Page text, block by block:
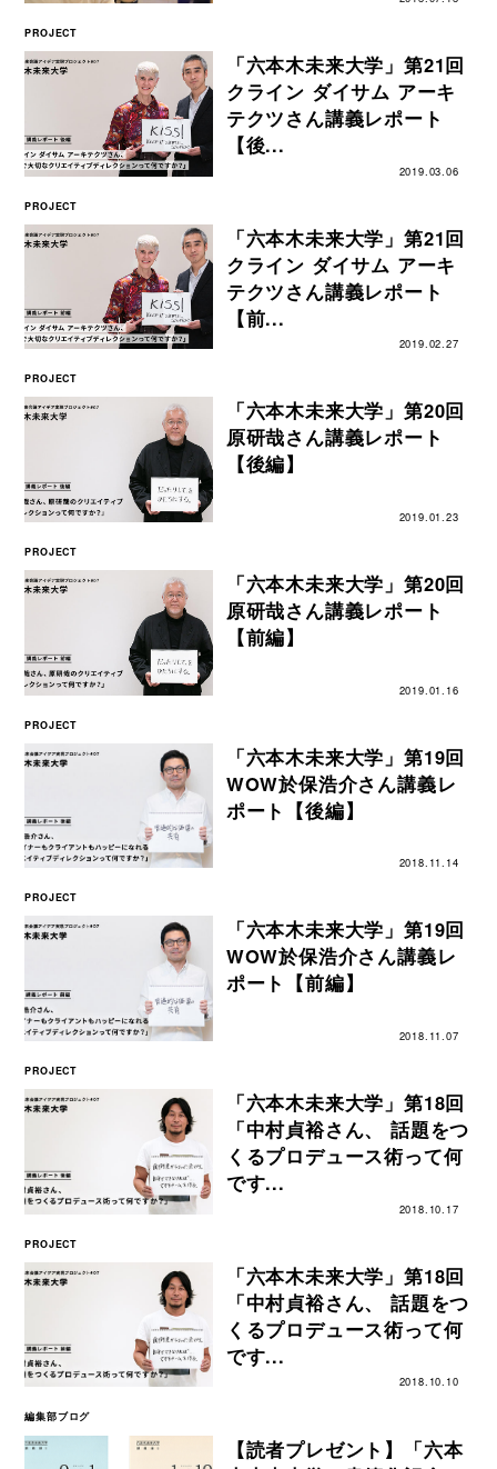
PROJECT
「六本木未来大学」第21回
クライン ダイサム アーキ
テクツさん講義レポート
【後...
2019.03.06
PROJECT
「六本木未来大学」第21回
クライン ダイサム アーキ
テクツさん講義レポート
【前...
2019.02.27
PROJECT
「六本木未来大学」第20回
原研哉さん講義レポート
【後編】
2019.01.23
PROJECT
「六本木未来大学」第20回
原研哉さん講義レポート
【前編】
2019.01.16
編集部ブログ
【読者プレゼント】「六本
PROJECT
「六本木未来大学」第19回
WOW於保浩介さん講義レ
ポート【後編】
2018.11.14
PROJECT
「六本木未来大学」第19回
WOW於保浩介さん講義レ
ポート【前編】
2018.11.07
PROJECT
「六本木未来大学」第18回
「中村貞裕さん、 話題をつ
くるプロデュース術って何
です...
2018.10.17
PROJECT
「六本木未来大学」第18回
「中村貞裕さん、 話題をつ
くるプロデュース術って何
です...
2018.10.10